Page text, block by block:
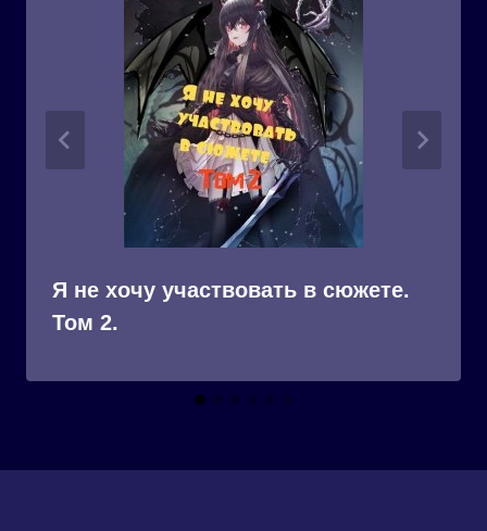
Я не хочу участвовать в сюжете.
Том 2.